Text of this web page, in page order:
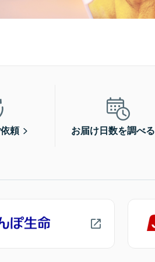
頼 お届け日数を調べる